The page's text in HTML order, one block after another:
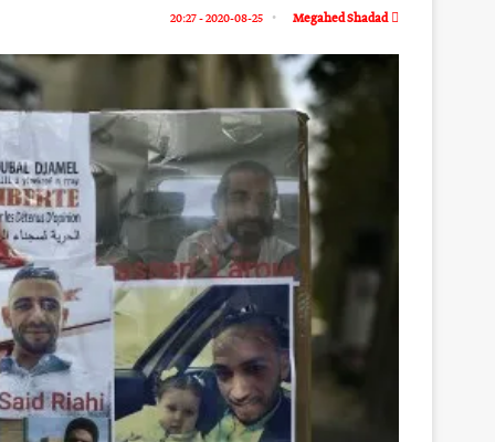
Megahed Shadad
2020-08-25 - 20:27